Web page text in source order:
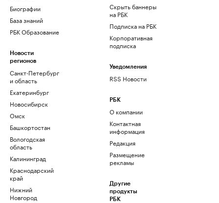
Биографии
База знаний
РБК Образование
Новости
регионов
Санкт-Петербург
и область
Екатеринбург
Новосибирск
Омск
Башкортостан
Вологодская
область
Калининград
Краснодарский
край
Нижний
Новгород
Скрыть баннеры
на РБК
Подписка на РБК
Корпоративная
подписка
Уведомления
RSS Новости
РБК
О компании
Контактная
информация
Редакция
Размещение
рекламы
Другие
продукты
РБК